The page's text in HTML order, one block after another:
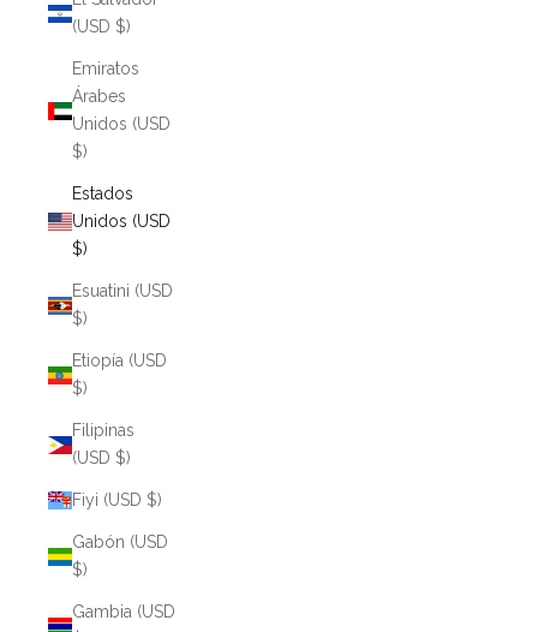
(USD $)
Emiratos
Árabes
Unidos (USD
$)
Estados
Unidos (USD
$)
Esuatini (USD
$)
Etiopía (USD
$)
Filipinas
(USD $)
Fiyi (USD $)
Gabón (USD
$)
Gambia (USD